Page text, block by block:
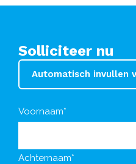
Solliciteer nu
Automatisch invullen
Voornaam*
Achternaam*